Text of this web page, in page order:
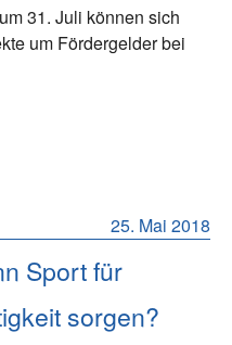
31. Juli können sich
um Fördergelder bei
25. Mai 2018
Sport für
sorgen?